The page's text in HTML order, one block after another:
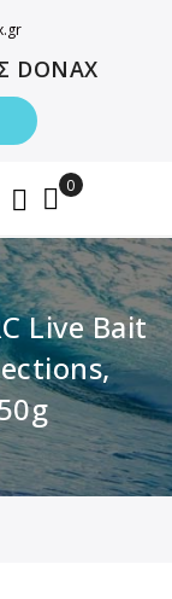
DONAX
Live Bait